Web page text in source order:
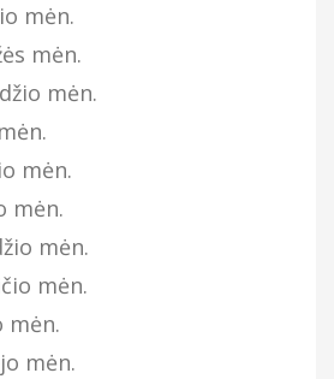
mėn.
mėn.
mėn.
mėn.
mėn.
mėn.
mėn.
mėn.
mėn.